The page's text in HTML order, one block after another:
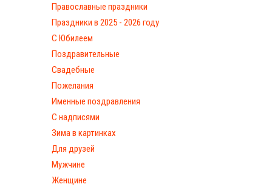
Православные праздники
Праздники в 2025 - 2026 году
С Юбилеем
Поздравительные
Свадебные
Пожелания
Именные поздравления
С надписями
Зима в картинках
Для друзей
Мужчине
Женщине